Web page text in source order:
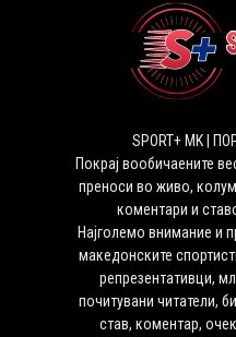
SPORT+ MK |
Покрај вообичаените
преноси во живо,
коментари и
Најголемо внимание и
македонските
репрезентативци,
почитувани читатели,
став, коментар,